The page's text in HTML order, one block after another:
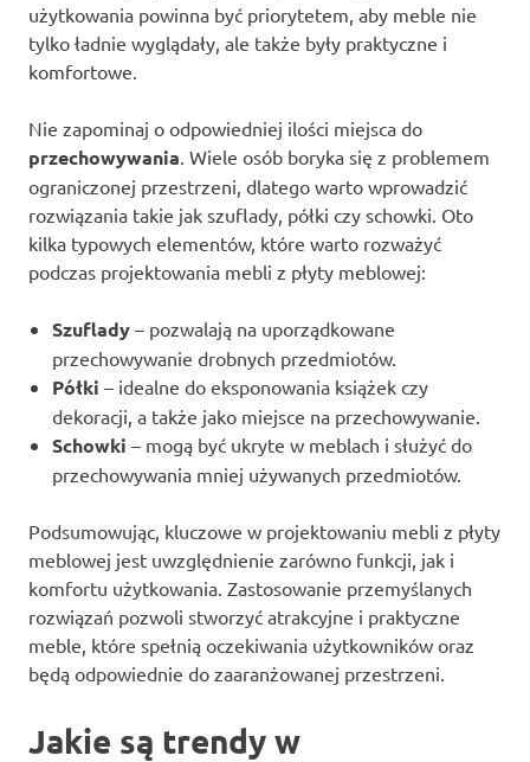
użytkowania powinna być priorytetem, aby meble nie
tylko ładnie wyglądały, ale także były praktyczne i
komfortowe.
Nie zapominaj o odpowiedniej ilości miejsca do
przechowywania . Wiele osób boryka się z problemem
ograniczonej przestrzeni, dlatego warto wprowadzić
rozwiązania takie jak szuflady, półki czy schowki. Oto
kilka typowych elementów, które warto rozważyć
podczas projektowania mebli z płyty meblowej:
Szuflady – pozwalają na uporządkowane
przechowywanie drobnych przedmiotów.
Półki – idealne do eksponowania książek czy
dekoracji, a także jako miejsce na przechowywanie.
Schowki – mogą być ukryte w meblach i służyć do
przechowywania mniej używanych przedmiotów.
Podsumowując, kluczowe w projektowaniu mebli z płyty
meblowej jest uwzględnienie zarówno funkcji, jak i
komfortu użytkowania. Zastosowanie przemyślanych
rozwiązań pozwoli stworzyć atrakcyjne i praktyczne
meble, które spełnią oczekiwania użytkowników oraz
będą odpowiednie do zaaranżowanej przestrzeni.
Jakie są trendy w